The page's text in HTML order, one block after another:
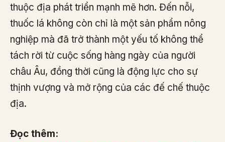
thuộc địa phát triển mạnh mẽ hơn. Đến nỗi,
thuốc lá không còn chỉ là một sản phẩm nông
nghiệp mà đã trở thành một yếu tố không thể
tách rời từ cuộc sống hàng ngày của người
châu Âu, đồng thời cũng là động lực cho sự
thịnh vượng và mở rộng của các đế chế thuộc
địa.
Đọc thêm: